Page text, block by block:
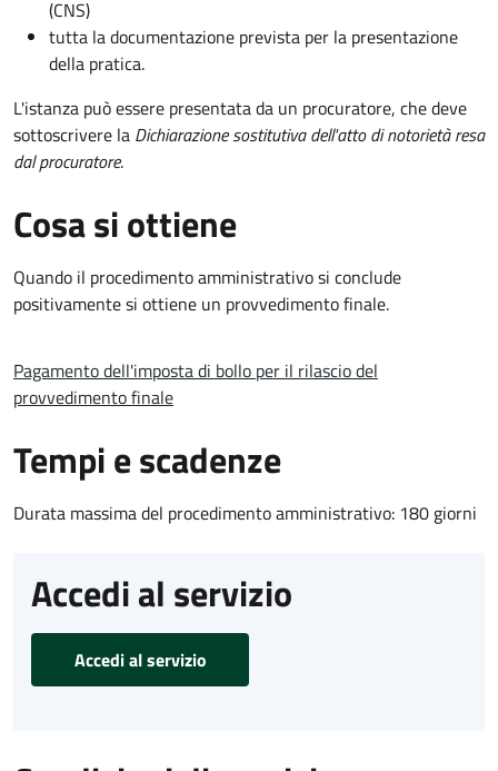
(CNS)
tutta la documentazione prevista per la presentazione
della pratica.
L'istanza può essere presentata da un procuratore, che deve
sottoscrivere la Dichiarazione sostitutiva dell'atto di notorietà resa
dal procuratore.
Cosa si ottiene
Quando il procedimento amministrativo si conclude
positivamente si ottiene un provvedimento finale.
Pagamento dell'imposta di bollo per il rilascio del
provvedimento finale
Tempi e scadenze
Durata massima del procedimento amministrativo: 180 giorni
Accedi al servizio
Accedi al servizio